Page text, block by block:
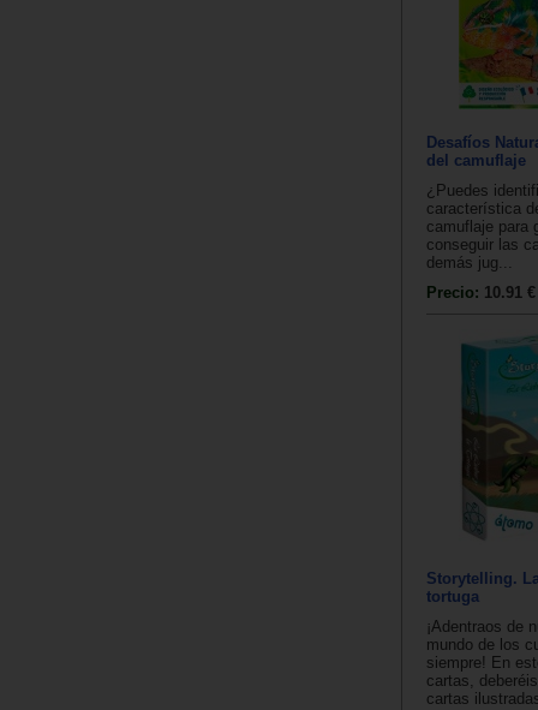
Desafíos
del camuflaje
¿Puedes
característica
camuflaje para
conseguir las
demás jug...
Precio: 10.91 €
Storytelling.
tortuga
¡Adentraos de
mundo de los
siempre! En
cartas,
cartas